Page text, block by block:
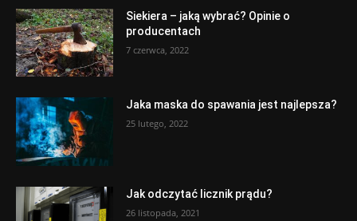
Siekiera – jaką wybrać? Opinie o
producentach
7 czerwca, 2022
Jaka maska do spawania jest najlepsza?
25 lutego, 2022
Jak odczytać licznik prądu?
26 listopada, 2021